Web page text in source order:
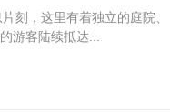
刻，这里有着独立的庭院、
游客陆续抵达...